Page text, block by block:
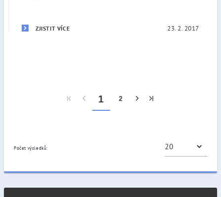
ZJISTIT VÍCE 23. 2. 2017
1 2
Počet výsledků: